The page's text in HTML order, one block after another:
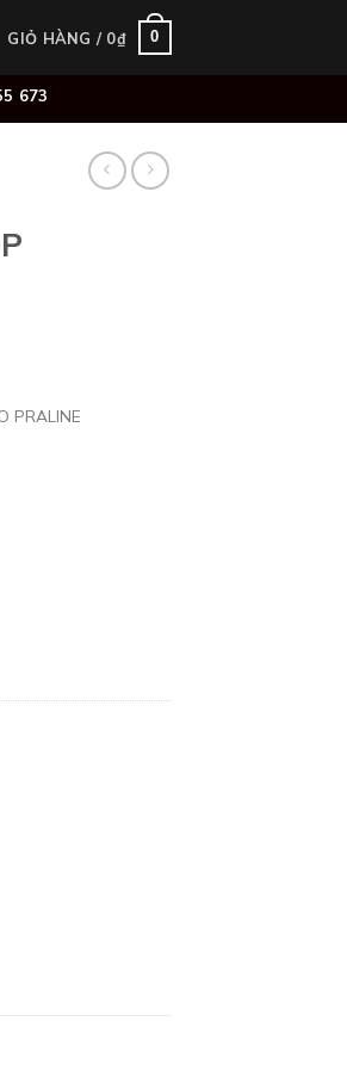
GIỎ HÀNG / 0₫ 0
673
PRALINE